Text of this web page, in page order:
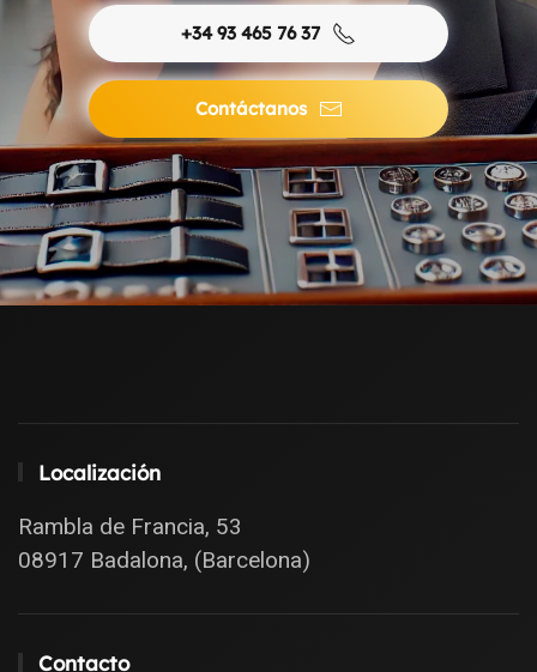
+34 93 465 76 37
Contáctanos
Localización
Rambla de Francia, 53
08917 Badalona, (Barcelona)
Contacto